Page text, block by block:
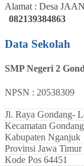
Alamat : Desa
082139384863
Data Sekolah
SMP Negeri 2
NPSN : 20538309
Jl. Raya Gondang-
Kecamatan Gondang
Kabupaten Nganjuk
Provinsi Jawa Timur
Kode Pos 64451